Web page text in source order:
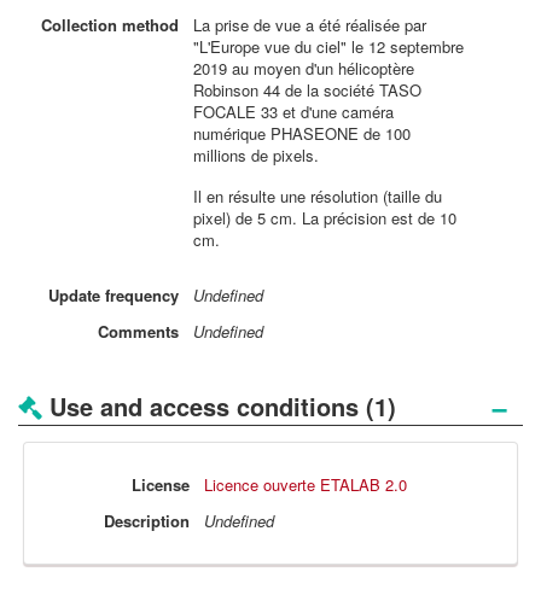
Collectionmethod
La prise de vue a été réalisée par
"L'Europe vue du ciel" le 12 septembre
2019 au moyen d'un hélicoptère
Robinson 44 de la société TASO
FOCALE 33 et d'une caméra
numérique PHASEONE de 100
millions de pixels.
Il en résulte une résolution (taille du
pixel) de 5 cm. La précision est de 10
cm.
Updatefrequency
Undefined
Comments
Undefined
Use and access conditions (1) −
License
Licence ouverte ETALAB 2.0
Description
Undefined